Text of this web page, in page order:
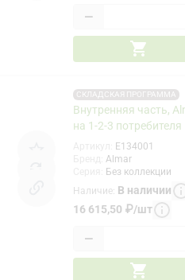
−
СКЛАДСКАЯ ПРОГРАММА
Внутренняя часть,
на 1-2-3 потребителя
E134001
Almar
Без коллекции
Наличие: В наличии
16 615,50 ₽/шт
−